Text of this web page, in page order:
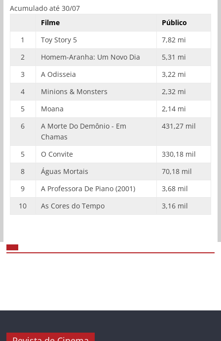
Acumulado até 30/07
Filme
Público
1
Toy Story 5
7,82 mi
2
Homem-Aranha: Um Novo Dia
5,31 mi
3
A Odisseia
3,22 mi
4
Minions & Monsters
2,32 mi
5
Moana
2,14 mi
6
A Morte Do Demônio - Em
Chamas
431,27 mil
5 O Convite
330,18 mil
8
Águas Mortais
70,18 mil
9
A Professora De Piano (2001)
3,68 mil
10
As Cores do Tempo 3,16 mil